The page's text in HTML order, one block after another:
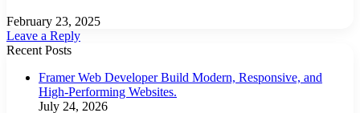
February 23, 2025
Leave a Reply
Recent Posts
Framer Web Developer Build Modern, Responsive, and
High-Performing Websites.
July 24, 2026